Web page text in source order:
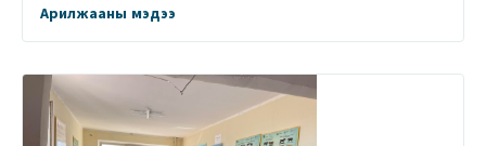
Арилжааны мэдээ